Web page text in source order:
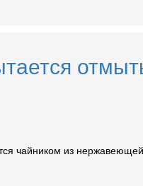
чайником из